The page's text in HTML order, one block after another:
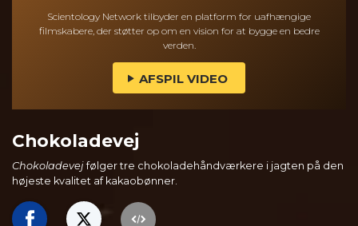
Scientology Network tilbyder en platform for uafhængige
filmskabere, der støtter op om en vision for at bygge en bedre
verden.
AFSPIL VIDEO
Chokoladevej
Chokoladevejfølger tre chokoladehåndværkere i jagten på den
højeste kvalitet af kakaobønner.